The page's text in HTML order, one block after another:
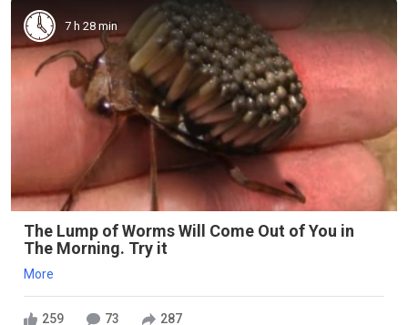
7 h 28 min
The Lump of Worms Will Come Out of You in
The Morning. Try it
More
259 73 287